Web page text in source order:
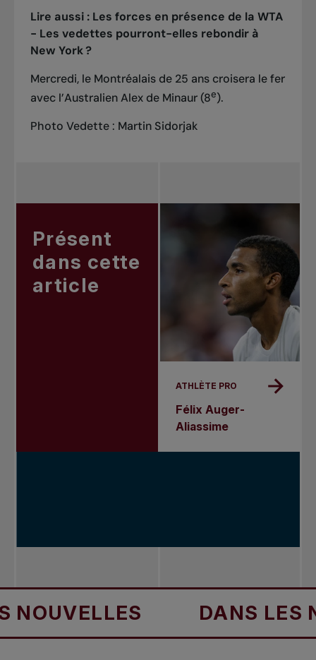
Lire aussi : Les forces en présence de la WTA
- Les vedettes pourront-elles rebondir à
New York ?
Mercredi, le Montréalais de 25 ans croisera le fer
avec l’Australien Alex de Minaur (8e).
Photo Vedette : Martin Sidorjak
Présent
dans cette
article
ATHLÈTE PRO
Félix Auger-
Aliassime
DANS LES